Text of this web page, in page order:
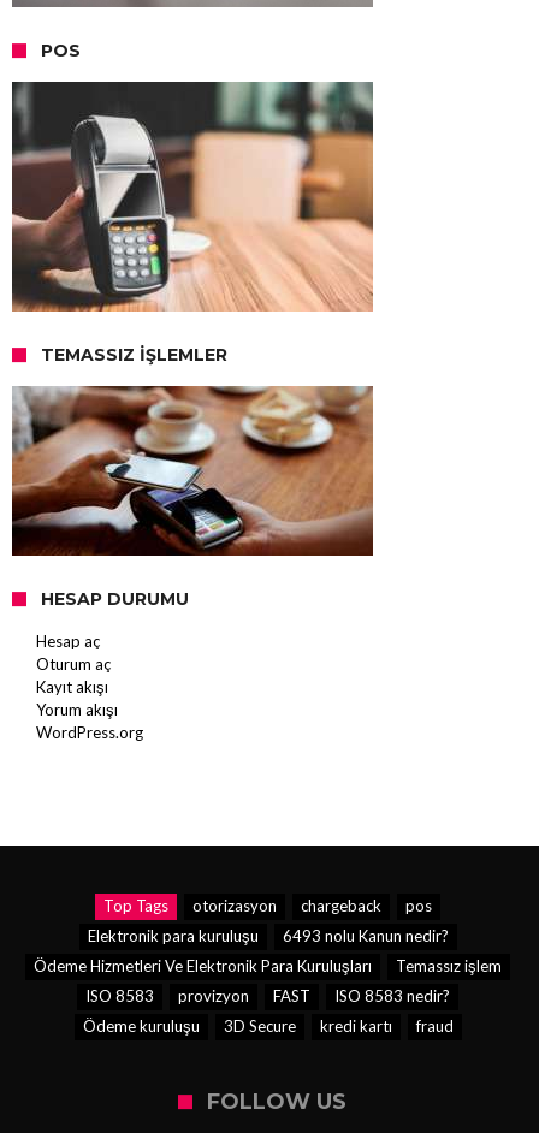
POS
TEMASSIZ İŞLEMLER
HESAP DURUMU
Hesap aç
Oturum aç
Kayıt akışı
Yorum akışı
WordPress.org
Top Tags otorizasyon chargeback
pos
Elektronik para kuruluşu
6493 nolu Kanun nedir?
Ödeme Hizmetleri Ve Elektronik Para Kuruluşları
Temassız işlem
ISO 8583
provizyon FAST
ISO 8583 nedir?
Ödeme kuruluşu
3D Secure kredi kartı fraud
FOLLOW US